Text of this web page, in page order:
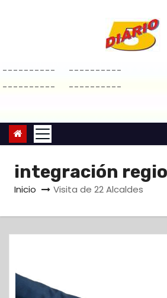
a
r
l
----------
----------
----------
----------
integración
Inicio Visita de 22 Alcaldes